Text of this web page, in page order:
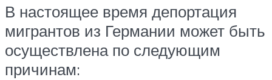
В настоящее время депортация
мигрантов из Германии может быть
осуществлена по следующим
причинам: